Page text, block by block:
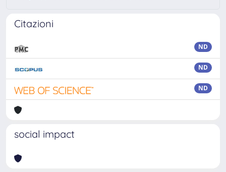
Citazioni
ND
ND
ND
social impact